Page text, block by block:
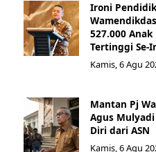
Ironi
527.000
Tertinggi Se-
Kamis, 6 Agu
Mantan Pj
Agus
Diri dari ASN
Kamis, 6 Agu